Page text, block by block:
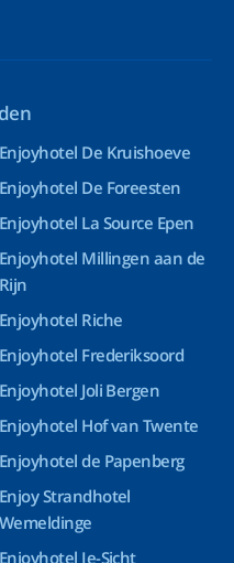
Enjoyhotel De Kruishoeve
Enjoyhotel De Foreesten
Enjoyhotel La Source Epen
Enjoyhotel Millingen aan de
Rijn
Enjoyhotel Riche
Enjoyhotel Frederiksoord
Enjoyhotel Joli Bergen
Enjoyhotel Hof van Twente
Enjoyhotel de Papenberg
Enjoy Strandhotel
Wemeldinge
Enjoyhotel Ie-Sicht